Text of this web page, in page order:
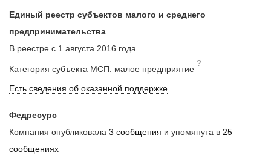
Единый реестр субъектов малого и среднего
предпринимательства
В реестре с 1 августа 2016 года
Категория субъекта МСП: малое предприятие
?
Есть сведения об оказанной поддержке
Федресурс
Компания опубликовала 3 сообщения и упомянута в 25
сообщениях